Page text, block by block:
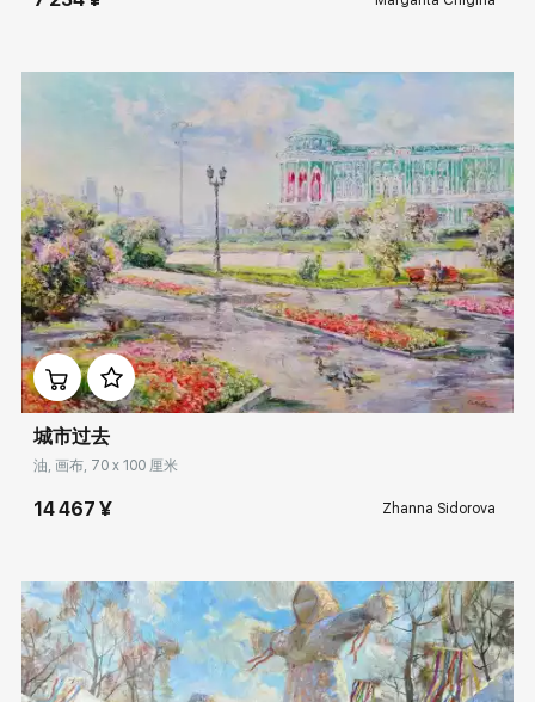
Домен: rakovgallery.cn
城市过去
油, 画布, 70 x 100 厘米
14 467 ¥ Zhanna Sidorova